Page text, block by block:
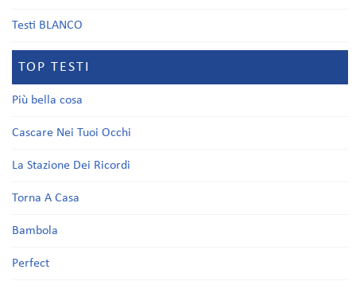
Testi BLANCO
TOP TESTI
Più bella cosa
Cascare Nei Tuoi Occhi
La Stazione Dei Ricordi
Torna A Casa
Bambola
Perfect